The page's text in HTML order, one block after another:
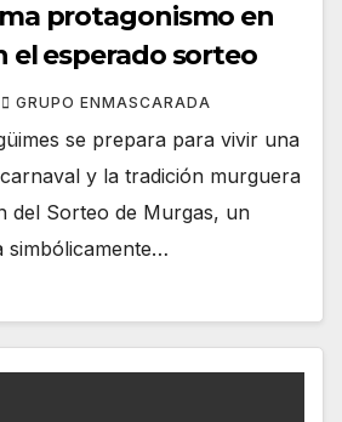
protagonismo en
el esperado sorteo
GRUPO ENMASCARADA
se prepara para vivir una
y la tradición murguera
del Sorteo de Murgas, un
simbólicamente…